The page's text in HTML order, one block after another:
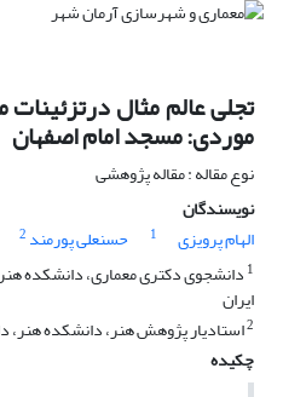
تجلی عالم مثال
موردی: مسجد امام اصفهان
نوع مقاله : مقاله پژوهشی
نویسندگان
الهام پرویزی
1 حسنعلی پورمند 2
1 دانشجوی دکتری معماری، دانشکده
ایران
2استادیار پژوهش هنر، دانشکده هنر،
چکیده